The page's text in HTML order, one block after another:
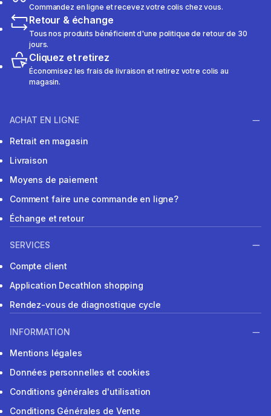
Commandez en ligne et recevez votre colis chez vous.
Retour & échange
Tous nos produits bénéficient d'une politique de retour de 30
jours.
Cliquez et retirez
Économisez les frais de livraison et retirez votre colis au
magasin.
ACHAT EN LIGNE
Retrait en magasin
Livraison
Moyens de paiement
Comment faire une commande en ligne?
Échange et retour
SERVICES
Compte client
Application Decathlon shopping
Rendez-vous de diagnostique cycle
INFORMATION
Mentions légales
Données personnelles et cookies
Conditions générales d'utilisation
Conditions Générales de Vente